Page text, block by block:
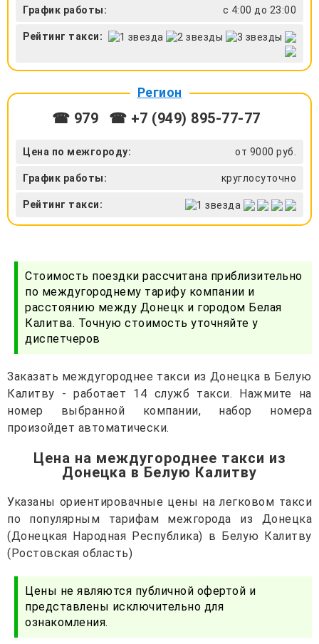
График работы: с 4:00 до 23:00
Рейтинг такси:
Регион
☎ 979 ☎ +7 (949) 895-77-77
Цена по межгороду: от 9000 руб.
График работы: круглосуточно
Рейтинг такси:
Стоимость поездки рассчитана приблизительно
по междугороднему тарифу компании и
расстоянию между Донецк и городом Белая
Калитва. Точную стоимость уточняйте у
диспетчеров
Заказать междугороднее такси из Донецка в Белую
Калитву - работает 14 служб такси. Нажмите на
номер выбранной компании, набор номера
произойдет автоматически.
Цена на междугороднее такси из
Донецка в Белую Калитву
Указаны ориентировачные цены на легковом такси
по популярным тарифам межгорода из Донецка
(Донецкая Народная Республика) в Белую Калитву
(Ростовская область)
Цены не являются публичной офертой и
представлены исключительно для
ознакомления.